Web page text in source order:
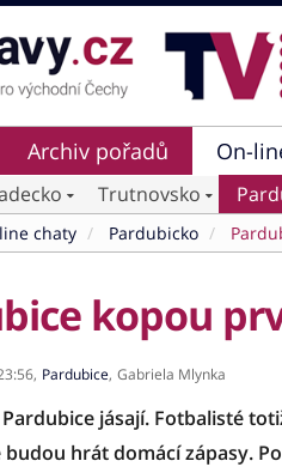
Archiv pořadů On-
Trutnovsko
chaty Pardubicko
kopou
Pardubice, Gabriela Mlynka
Pardubice jásají. Fotbalisté
hrát domácí zápasy.